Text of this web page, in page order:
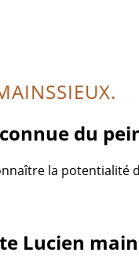
du
la potentialité
Lucien